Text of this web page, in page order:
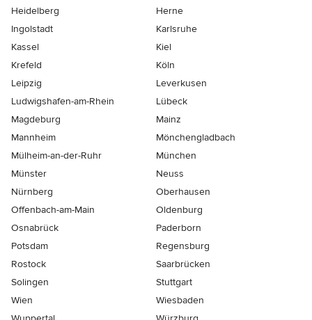
Heidelberg
Herne
Ingolstadt
Karlsruhe
Kassel
Kiel
Krefeld
Köln
Leipzig
Leverkusen
Ludwigshafen-am-Rhein
Lübeck
Magdeburg
Mainz
Mannheim
Mönchen­gladbach
Mülheim-an-der-Ruhr
München
Münster
Neuss
Nürnberg
Oberhausen
Offenbach-am-Main
Oldenburg
Osnabrück
Paderborn
Potsdam
Regensburg
Rostock
Saarbrücken
Solingen
Stuttgart
Wien
Wiesbaden